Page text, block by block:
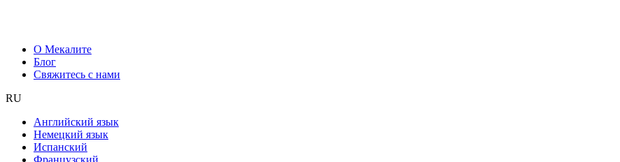
О Мекалите
Блог
Свяжитесь с нами
RU
Английский язык
Немецкий язык
Испанский